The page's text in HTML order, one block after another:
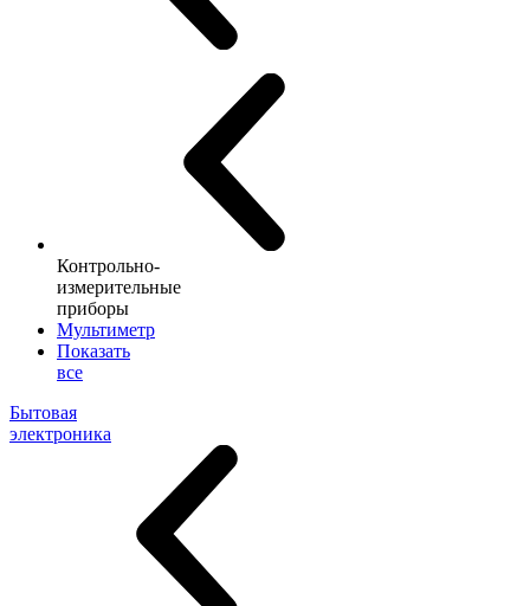
Контрольно-
измерительные
приборы
Мультиметр
Показать
все
Бытовая
электроника